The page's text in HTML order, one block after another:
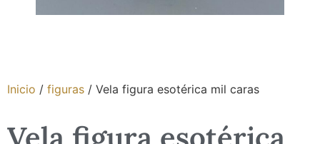
Inicio / figuras / Vela figura esotérica mil caras